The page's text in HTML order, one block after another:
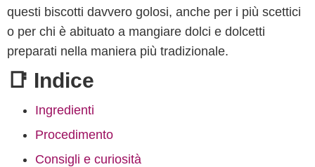
questi biscotti davvero golosi, anche per i più scettici
o per chi è abituato a mangiare dolci e dolcetti
preparati nella maniera più tradizionale.
📑 Indice
Ingredienti
Procedimento
Consigli e curiosità